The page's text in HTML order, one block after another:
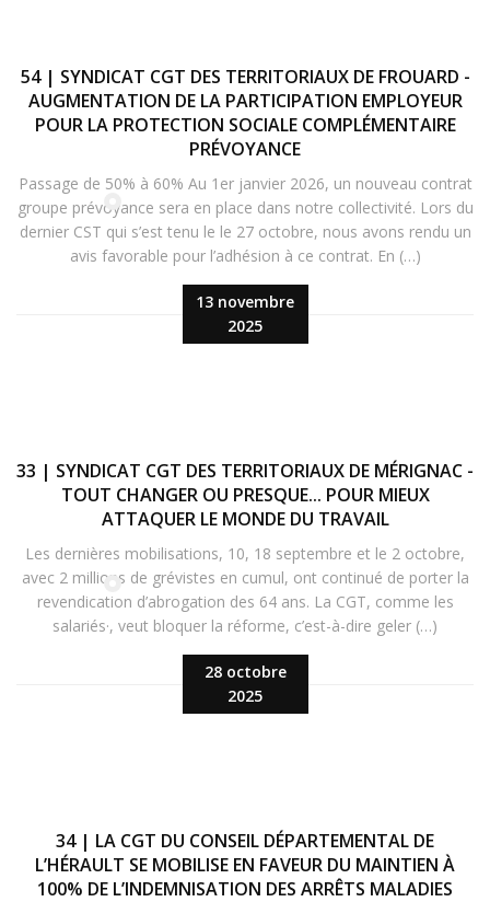
13 novembre
2025
54 | SYNDICAT CGT DES TERRITORIAUX DE FROUARD -
AUGMENTATION DE LA PARTICIPATION EMPLOYEUR
POUR LA PROTECTION SOCIALE COMPLÉMENTAIRE
PRÉVOYANCE
Passage de 50% à 60% Au 1er janvier 2026, un nouveau contrat
groupe prévoyance sera en place dans notre collectivité. Lors du
dernier CST qui s’est tenu le le 27 octobre, nous avons rendu un
avis favorable pour l’adhésion à ce contrat. En (…)
28 octobre
2025
33 | SYNDICAT CGT DES TERRITORIAUX DE MÉRIGNAC -
TOUT CHANGER OU PRESQUE... POUR MIEUX
ATTAQUER LE MONDE DU TRAVAIL
Les dernières mobilisations, 10, 18 septembre et le 2 octobre,
avec 2 millions de grévistes en cumul, ont continué de porter la
revendication d’abrogation des 64 ans. La CGT, comme les
salariés·, veut bloquer la réforme, c’est-à-dire geler (…)
34 | LA CGT DU CONSEIL DÉPARTEMENTAL DE
L’HÉRAULT SE MOBILISE EN FAVEUR DU MAINTIEN À
100% DE L’INDEMNISATION DES ARRÊTS MALADIES